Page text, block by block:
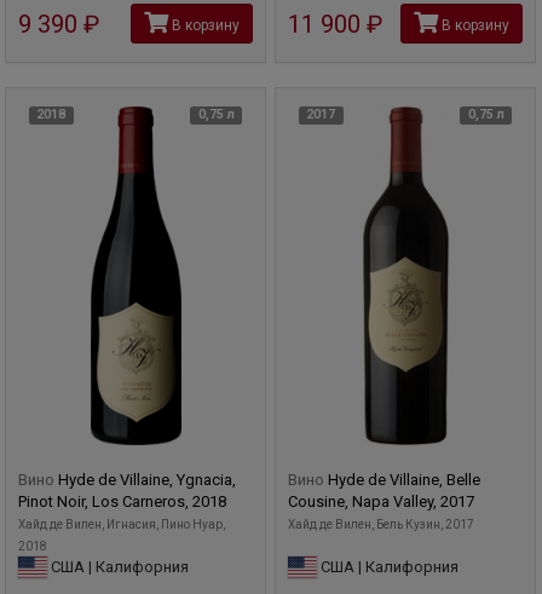
9 390 руб В корзину 11 900 рубВ корзину
2018 0,75 л
Вино Hyde de Villaine, Ygnacia,
Pinot Noir, Los Carneros, 2018
Хайд де Вилен, Игнасия, Пино Нуар,
2018
США | Калифорния
2017 0,75 л
Вино Hyde de Villaine, Belle
Cousine, Napa Valley, 2017
Хайд де Вилен, Бель Кузин, 2017
США | Калифорния